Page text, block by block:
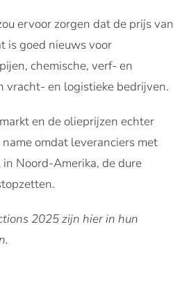
ervoor zorgen dat de prijs van
is goed nieuws voor
chemische, verf- en
vracht- en logistieke bedrijven.
en de olieprijzen echter
omdat leveranciers met
Noord-Amerika, de dure
2025 zijn hier in hun